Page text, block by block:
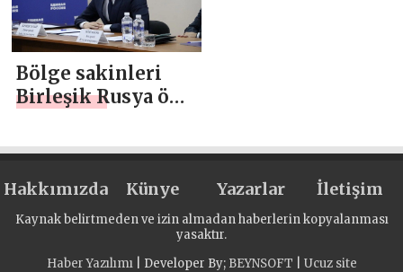
Bölge sakinleri
Birleşik Rusya ön
olarak katılıyor
Hakkımızda Künye Yazarlar İletişim
Kaynak belirtmeden ve izin almadan haberlerin kopyalanması
yasaktır.
Haber Yazılımı| Developer By; BEYNSOFT Ucuz site